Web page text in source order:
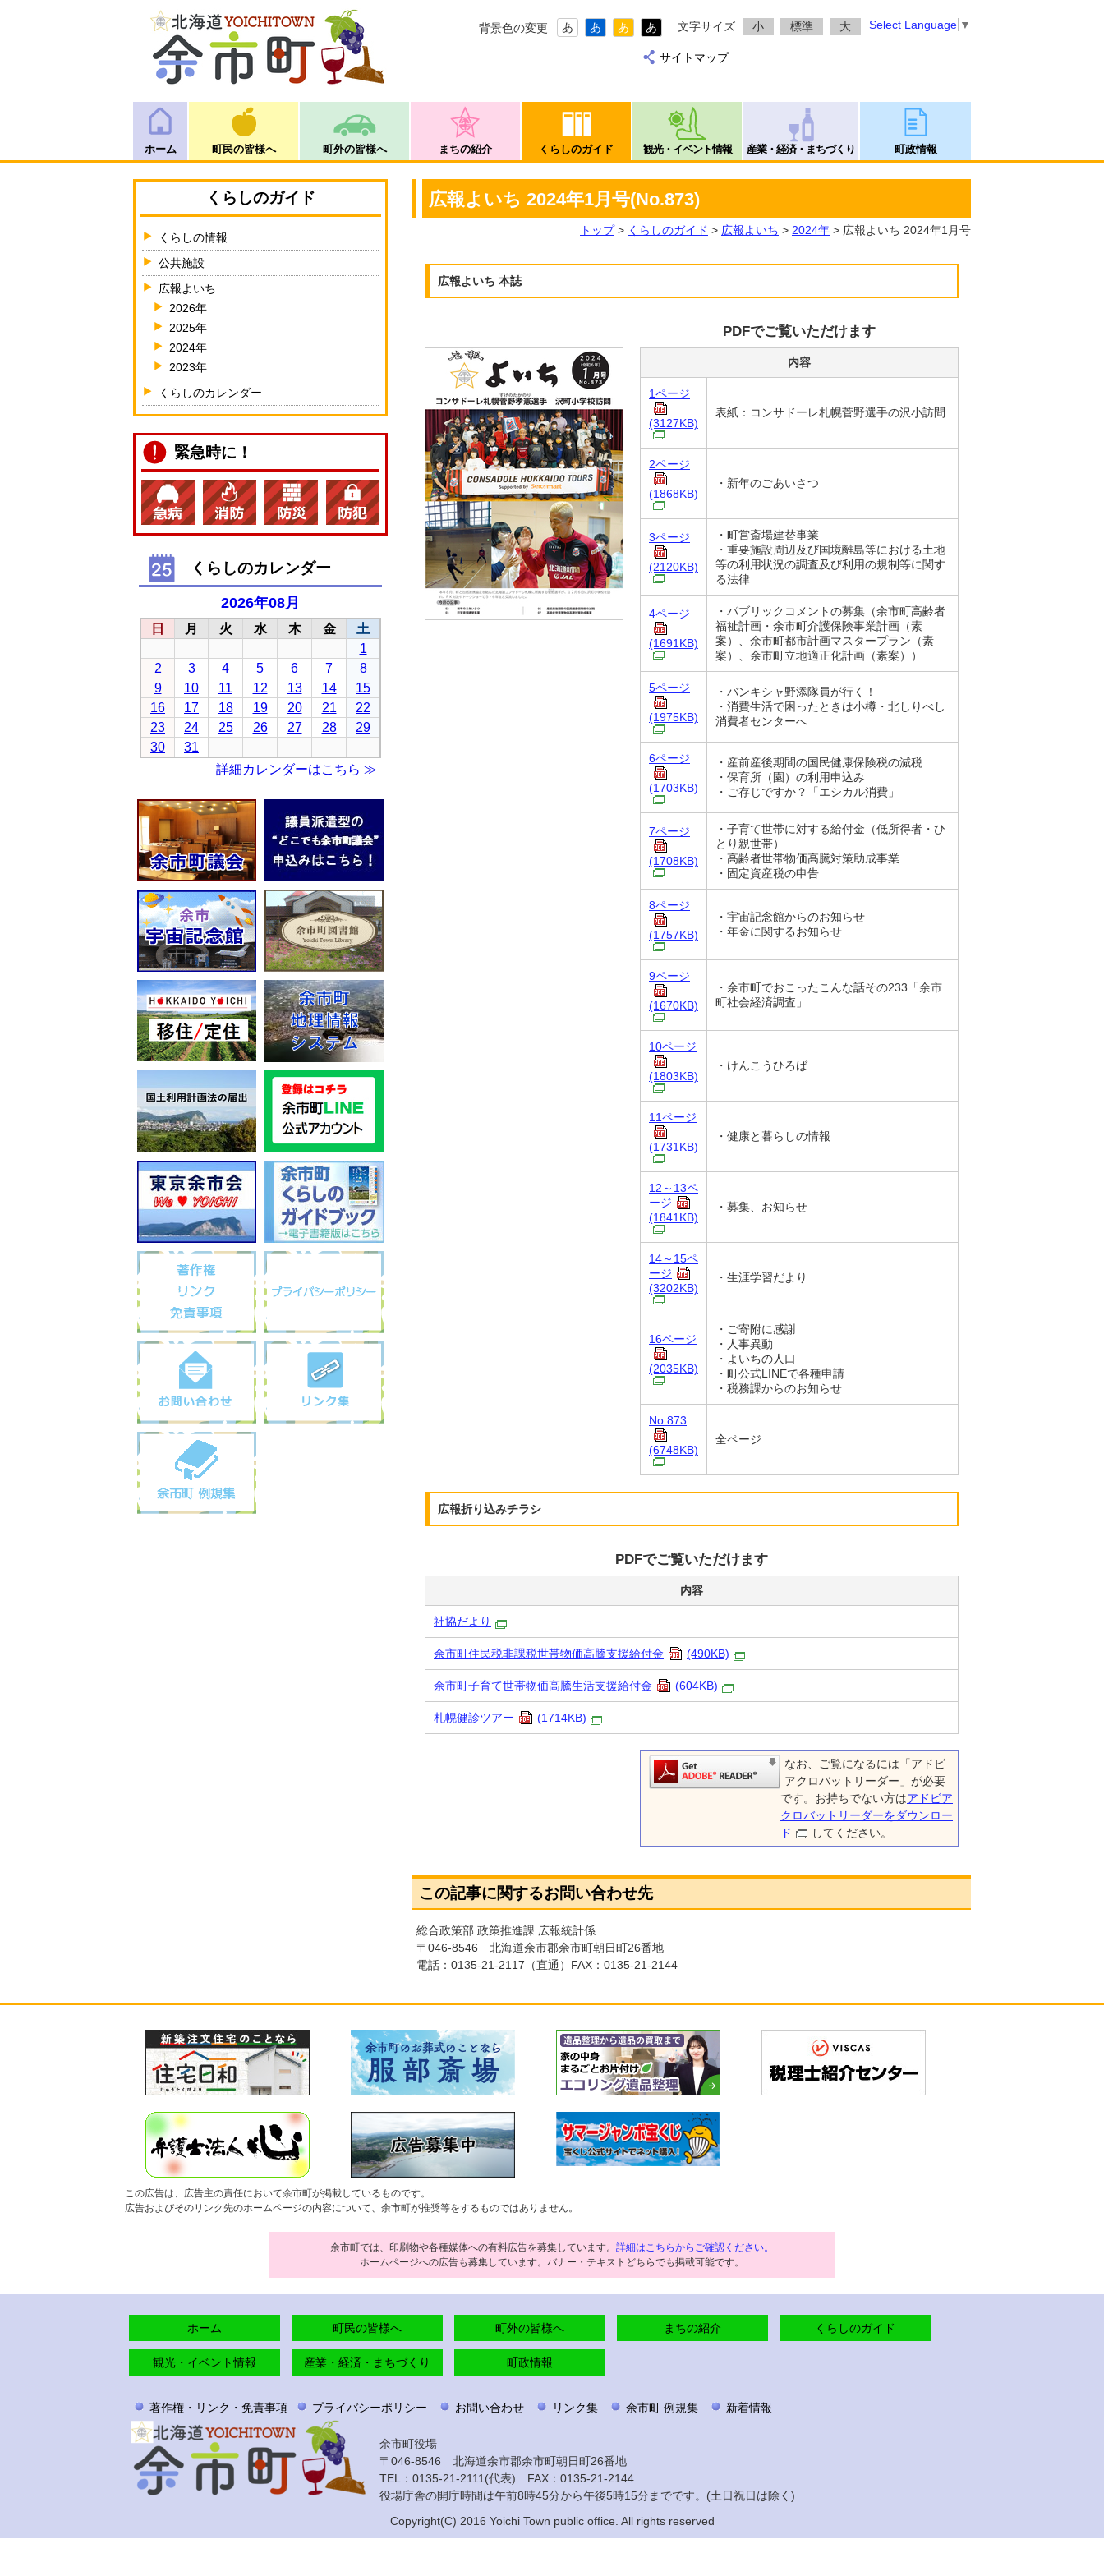
背景色の変更 あ あ あ あ 文字サイズ 小 標準 大 Select Language ▼
サイトマップ
ホーム 町民の皆様へ 町外の皆様へ まちの紹介 くらしのガイド 観光・イベント情報 産業・経済・まちづくり 町政情報
広報よいち 2024年1月号(No.873)
トップ> くらしのガイド > 広報よいち > 2024年 > 広報よいち 2024年1月号
広報よいち 本誌
PDFでご覧いただけます
内容
1ページ
(3127KB)
表紙：コンサドーレ札幌菅野選手の沢小訪問
2ページ
(1868KB)
・新年のごあいさつ
3ページ
(2120KB)
・町営斎場建替事業
・重要施設周辺及び国境離島等における土地
等の利用状況の調査及び利用の規制等に関す
る法律
4ページ
(1691KB)
・パブリックコメントの募集（余市町高齢者
福祉計画・余市町介護保険事業計画（素
案）、余市町都市計画マスタープラン（素
案）、余市町立地適正化計画（素案））
5ページ
(1975KB)
・バンキシャ野添隊員が行く！
・消費生活で困ったときは小樽・北しりべし
消費者センターへ
6ページ
(1703KB)
・産前産後期間の国民健康保険税の減税
・保育所（園）の利用申込み
・ご存じですか？「エシカル消費」
7ページ
(1708KB)
・子育て世帯に対する給付金（低所得者・ひ
とり親世帯）
・高齢者世帯物価高騰対策助成事業
・固定資産税の申告
8ページ
(1757KB)
・宇宙記念館からのお知らせ
・年金に関するお知らせ
9ページ
(1670KB)
・余市町でおこったこんな話その233「余市
町社会経済調査」
10ページ
(1803KB)
・けんこうひろば
11ページ
(1731KB)
・健康と暮らしの情報
12～13ペ
ージ
(1841KB)
・募集、お知らせ
14～15ペ
ージ
(3202KB)
・生涯学習だより
16ページ
(2035KB)
・ご寄附に感謝
・人事異動
・よいちの人口
・町公式LINEで各種申請
・税務課からのお知らせ
No.873
(6748KB)
全ページ
広報折り込みチラシ
PDFでご覧いただけます
内容
社協だより
余市町住民税非課税世帯物価高騰支援給付金 (490KB)
余市町子育て世帯物価高騰生活支援給付金 (604KB)
札幌健診ツアー (1714KB)
なお、ご覧になるには「アドビ
アクロバットリーダー」が必要
です。お持ちでない方はアドビア
クロバットリーダーをダウンロー
ド
してください。
この記事に関するお問い合わせ先
総合政策部 政策推進課 広報統計係
〒046-8546 北海道余市郡余市町朝日町26番地
電話： 0135-21-2117 （直通）FAX：0135-21-2144
くらしのガイド
くらしの情報
公共施設
広報よいち
2026年
2025年
2024年
2023年
くらしのカレンダー
緊急時に！
くらしのカレンダー
この広告は、広告主の責任において余市町が掲載しているものです。
広告およびそのリンク先のホームページの内容について、余市町が推奨等をするものではありません。
余市町では、印刷物や各種媒体への有料広告を募集しています。 詳細はこちらからご確認ください。
ホームページへの広告も募集しています。バナー・テキストどちらでも掲載可能です。
ホーム 町民の皆様へ 町外の皆様へ まちの紹介 くらしのガイド
観光・イベント情報 産業・経済・まちづくり 町政情報
著作権・リンク・免責事項 プライバシーポリシー お問い合わせ リンク集 余市町 例規集 新着情報
余市町役場
〒046-8546 北海道余市郡余市町朝日町26番地
TEL：0135-21-2111(代表) FAX：0135-21-2144
役場庁舎の開庁時間は午前8時45分から午後5時15分までです。(土日祝日は除く)
Copyright(C) 2016 Yoichi Town public office. All rights reserved